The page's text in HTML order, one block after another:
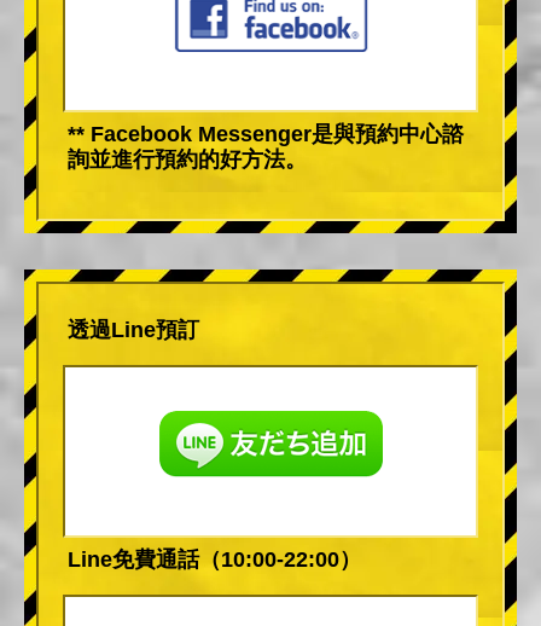
** Facebook Messenger是與預約中心諮
詢並進行預約的好方法。
透過Line預訂
Line免費通話（10:00-22:00）